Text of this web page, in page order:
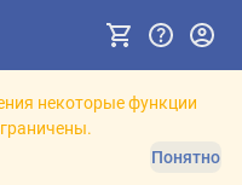
некоторые функции
Понятно